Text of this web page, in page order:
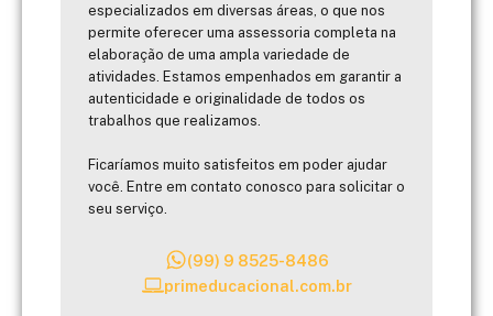
especializados em diversas áreas, o que nos
permite oferecer uma assessoria completa na
elaboração de uma ampla variedade de
atividades. Estamos empenhados em garantir a
autenticidade e originalidade de todos os
trabalhos que realizamos.
Ficaríamos muito satisfeitos em poder ajudar
você. Entre em contato conosco para solicitar o
seu serviço.
(99) 9 8525-8486
primeducacional.com.br